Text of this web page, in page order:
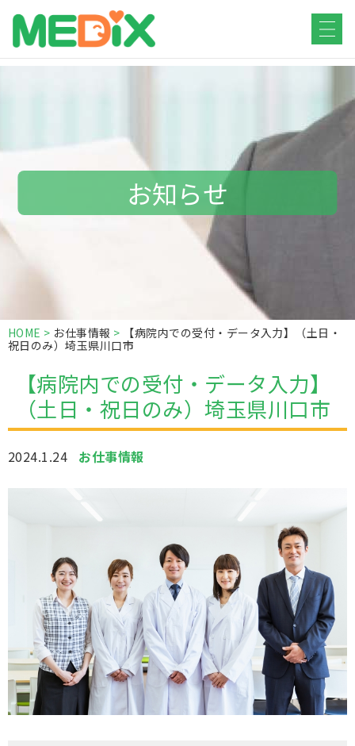
HOME 仕事をお探しの方 医療・福
お知らせ
HOME > お仕事情報 >
【病院内での受付・データ入力】（土日・
祝日のみ）埼玉県川口市
【病院内での受付・データ入力】
（土日・祝日のみ）埼玉県川口市
2024.1.24 お仕事情報